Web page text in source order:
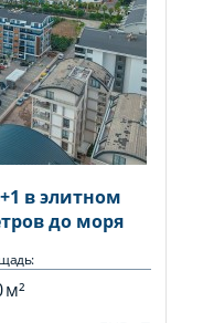
в элитном
до моря
м²